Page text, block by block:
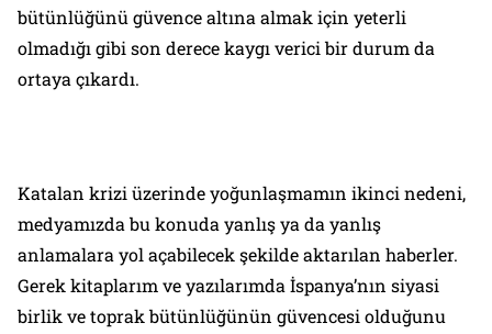
bütünlüğünü güvence altına almak için yeterli
olmadığı gibi son derece kaygı verici bir durum da
ortaya çıkardı.
Katalan krizi üzerinde yoğunlaşmamın ikinci nedeni,
medyamızda bu konuda yanlış ya da yanlış
anlamalara yol açabilecek şekilde aktarılan haberler.
Gerek kitaplarım ve yazılarımda İspanya’nın siyasi
birlik ve toprak bütünlüğünün güvencesi olduğunu